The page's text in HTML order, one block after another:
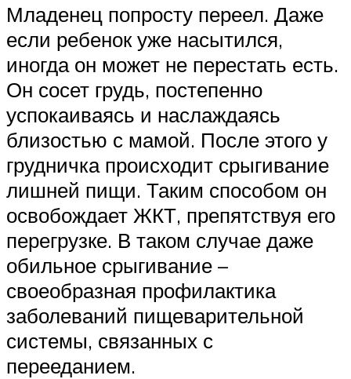
Младенец попросту переел. Даже
если ребенок уже насытился,
иногда он может не перестать есть.
Он сосет грудь, постепенно
успокаиваясь и наслаждаясь
близостью с мамой. После этого у
грудничка происходит срыгивание
лишней пищи. Таким способом он
освобождает ЖКТ, препятствуя его
перегрузке. В таком случае даже
обильное срыгивание –
своеобразная профилактика
заболеваний пищеварительной
системы, связанных с
перееданием.